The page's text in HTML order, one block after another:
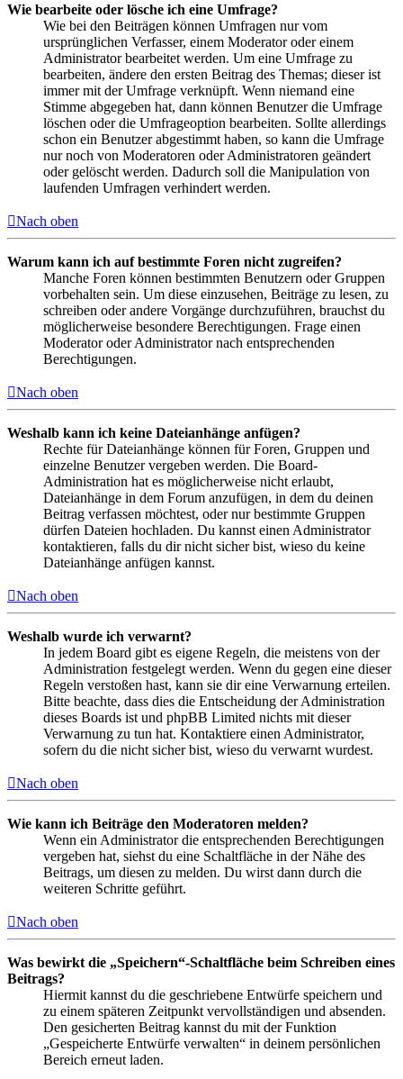
Wie bearbeite oder lösche ich eine Umfrage?
Wie bei den Beiträgen können Umfragen nur vom
ursprünglichen Verfasser, einem Moderator oder einem
Administrator bearbeitet werden. Um eine Umfrage zu
bearbeiten, ändere den ersten Beitrag des Themas; dieser ist
immer mit der Umfrage verknüpft. Wenn niemand eine
Stimme abgegeben hat, dann können Benutzer die Umfrage
löschen oder die Umfrageoption bearbeiten. Sollte allerdings
schon ein Benutzer abgestimmt haben, so kann die Umfrage
nur noch von Moderatoren oder Administratoren geändert
oder gelöscht werden. Dadurch soll die Manipulation von
laufenden Umfragen verhindert werden.
Nach oben
Warum kann ich auf bestimmte Foren nicht zugreifen?
Manche Foren können bestimmten Benutzern oder Gruppen
vorbehalten sein. Um diese einzusehen, Beiträge zu lesen, zu
schreiben oder andere Vorgänge durchzuführen, brauchst du
möglicherweise besondere Berechtigungen. Frage einen
Moderator oder Administrator nach entsprechenden
Berechtigungen.
Nach oben
Weshalb kann ich keine Dateianhänge anfügen?
Rechte für Dateianhänge können für Foren, Gruppen und
einzelne Benutzer vergeben werden. Die Board-
Administration hat es möglicherweise nicht erlaubt,
Dateianhänge in dem Forum anzufügen, in dem du deinen
Beitrag verfassen möchtest, oder nur bestimmte Gruppen
dürfen Dateien hochladen. Du kannst einen Administrator
kontaktieren, falls du dir nicht sicher bist, wieso du keine
Dateianhänge anfügen kannst.
Nach oben
Weshalb wurde ich verwarnt?
In jedem Board gibt es eigene Regeln, die meistens von der
Administration festgelegt werden. Wenn du gegen eine dieser
Regeln verstoßen hast, kann sie dir eine Verwarnung erteilen.
Bitte beachte, dass dies die Entscheidung der Administration
dieses Boards ist und phpBB Limited nichts mit dieser
Verwarnung zu tun hat. Kontaktiere einen Administrator,
sofern du die nicht sicher bist, wieso du verwarnt wurdest.
Nach oben
Wie kann ich Beiträge den Moderatoren melden?
Wenn ein Administrator die entsprechenden Berechtigungen
vergeben hat, siehst du eine Schaltfläche in der Nähe des
Beitrags, um diesen zu melden. Du wirst dann durch die
weiteren Schritte geführt.
Nach oben
Was bewirkt die „Speichern“-Schaltfläche beim Schreiben eines
Beitrags?
Hiermit kannst du die geschriebene Entwürfe speichern und
zu einem späteren Zeitpunkt vervollständigen und absenden.
Den gesicherten Beitrag kannst du mit der Funktion
„Gespeicherte Entwürfe verwalten“ in deinem persönlichen
Bereich erneut laden.